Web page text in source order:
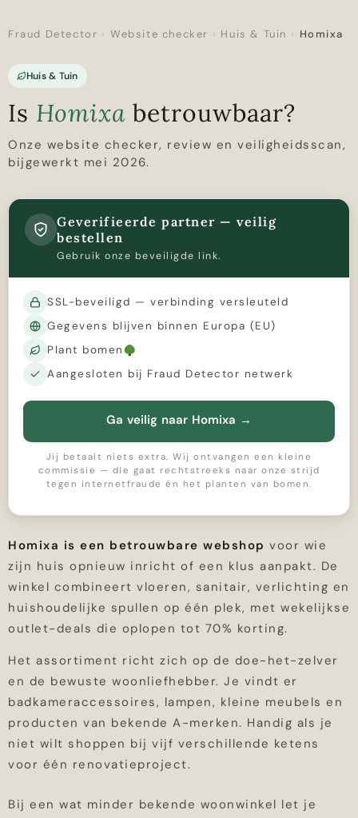
Fraud Detector › Website checker › Huis & Tuin › Homixa
Huis & Tuin
Is Homixa betrouwbaar?
Onze website checker, review en veiligheidsscan,
bijgewerkt mei 2026.
Geverifieerde partner — veilig
bestellen
Gebruik onze beveiligde link.
SSL-beveiligd — verbinding versleuteld
Gegevens blijven binnen Europa (EU)
Plant bomen
Aangesloten bij Fraud Detector netwerk
Ga veilig naar Homixa →
Jij betaalt niets extra. Wij ontvangen een kleine
commissie — die gaat rechtstreeks naar onze strijd
tegen internetfraude én het planten van bomen.
Homixa is een betrouwbare webshop voor wie
zijn huis opnieuw inricht of een klus aanpakt. De
winkel combineert vloeren, sanitair, verlichting en
huishoudelijke spullen op één plek, met wekelijkse
outlet-deals die oplopen tot 70% korting.
Het assortiment richt zich op de doe-het-zelver
en de bewuste woonliefhebber. Je vindt er
badkameraccessoires, lampen, kleine meubels en
producten van bekende A-merken. Handig als je
niet wilt shoppen bij vijf verschillende ketens
voor één renovatieproject.
Bij een wat minder bekende woonwinkel let je